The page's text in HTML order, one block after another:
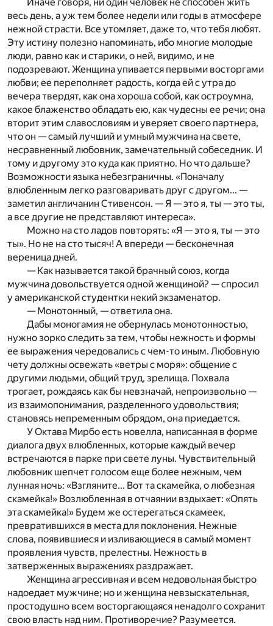
весь день, а уж тем более недели или годы в атмосфере
нежной страсти. Все утомляет, даже то, что тебя любят.
Эту истину полезно напоминать, ибо многие молодые
люди, равно как и старики, о ней, видимо, и не
подозревают. Женщина упивается первыми восторгами
любви; ее переполняет радость, когда ей с утра до
вечера твердят, как она хороша собой, как остроумна,
какое блаженство обладать ею, как чудесны ее речи; она
вторит этим славословиям и уверяет своего партнера,
что он — самый лучший и умный мужчина на свете,
несравненный любовник, замечательный собеседник. И
тому и другому это куда как приятно. Но что дальше?
Возможности языка небезграничны. «Поначалу
влюбленным легко разговаривать друг с другом... —
заметил англичанин Стивенсон. — Я — это я, ты — это ты,
а все другие не представляют интереса».
Можно на сто ладов повторять: «Я — это я, ты — это
ты». Но не на сто тысяч! А впереди — бесконечная
вереница дней.
— Как называется такой брачный союз, когда
мужчина довольствуется одной женщиной? — спросил
у американской студентки некий экзаменатор.
— Монотонный, — ответила она.
Дабы моногамия не обернулась монотонностью,
нужно зорко следить за тем, чтобы нежность и формы
ее выражения чередовались с чем-то иным. Любовную
чету должны освежать «ветры с моря»: общение с
другими людьми, общий труд, зрелища. Похвала
трогает, рождаясь как бы невзначай, непроизвольно —
из взаимопонимания, разделенного удовольствия;
становясь непременным обрядом, она приедается.
У Октава Мирбо есть новелла, написанная в форме
диалога двух влюбленных, которые каждый вечер
встречаются в парке при свете луны. Чувствительный
любовник шепчет голосом еще более нежным, чем
лунная ночь: «Взгляните... Вот та скамейка, о любезная
скамейка!» Возлюбленная в отчаянии вздыхает: «Опять
эта скамейка!» Будем же остерегаться скамеек,
превратившихся в места для поклонения. Нежные
слова, появившиеся и изливающиеся в самый момент
проявления чувств, прелестны. Нежность в
затверженных выражениях раздражает.
Женщина агрессивная и всем недовольная быстро
надоедает мужчине; но и женщина невзыскательная,
простодушно всем восторгающаяся ненадолго сохранит
свою власть над ним. Противоречие? Разумеется.